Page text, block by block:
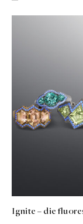
Ignite – die